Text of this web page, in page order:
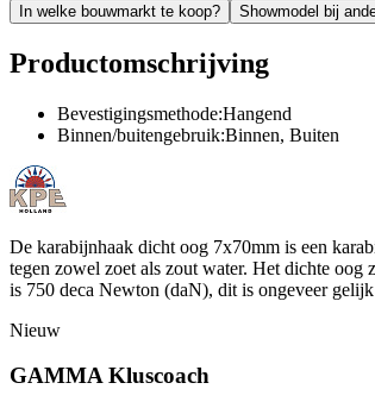
In welke bouwmarkt te koop? Showmodel bij
Productomschrijving
Bevestigingsmethode:Hangend
Binnen/buitengebruik:Binnen, Buiten
De karabijnhaak dicht oog 7x70mm is een
tegen zowel zoet als zout water. Het dichte
is 750 deca Newton (daN), dit is ongeveer
Nieuw
GAMMA Kluscoach